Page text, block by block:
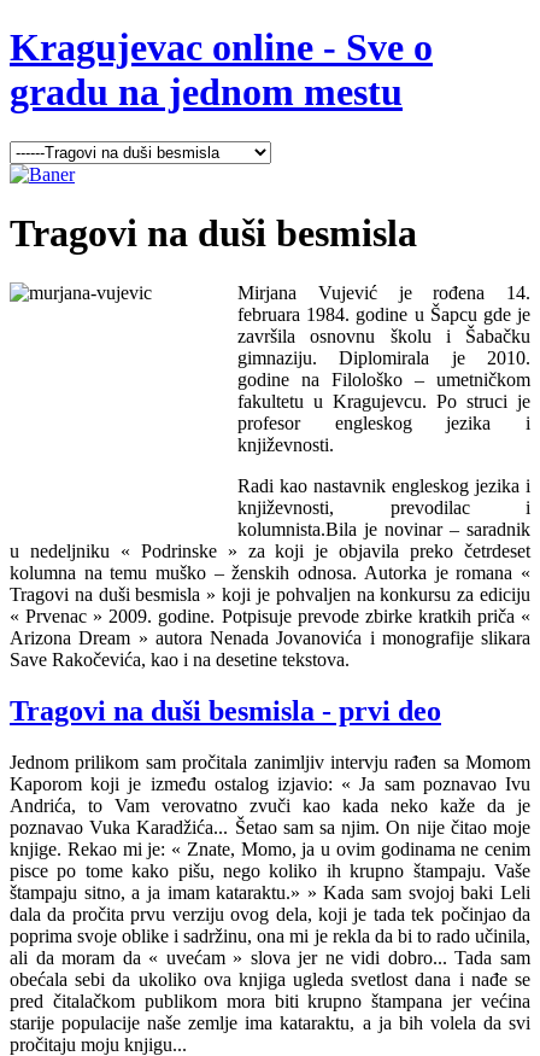
Kragujevac online - Sve o
gradu na jednom mestu
Tragovi na duši besmisla
Mirjana Vujević je rođena 14.
februara 1984. godine u Šapcu gde je
završila osnovnu školu i Šabačku
gimnaziju. Diplomirala je 2010.
godine na Filološko – umetničkom
fakultetu u Kragujevcu. Po struci je
profesor engleskog jezika i
književnosti.
Radi kao nastavnik engleskog jezika i
književnosti, prevodilac i
kolumnista.Bila je novinar – saradnik
u nedeljniku « Podrinske » za koji je objavila preko četrdeset
kolumna na temu muško – ženskih odnosa. Autorka je romana «
Tragovi na duši besmisla » koji je pohvaljen na konkursu za ediciju
« Prvenac » 2009. godine. Potpisuje prevode zbirke kratkih priča «
Arizona Dream » autora Nenada Jovanovića i monografije slikara
Save Rakočevića, kao i na desetine tekstova.
Tragovi na duši besmisla - prvi deo
Jednom prilikom sam pročitala zanimljiv intervju rađen sa Momom
Kaporom koji je između ostalog izjavio: « Ja sam poznavao Ivu
Andrića, to Vam verovatno zvuči kao kada neko kaže da je
poznavao Vuka Karadžića... Šetao sam sa njim. On nije čitao moje
knjige. Rekao mi je: « Znate, Momo, ja u ovim godinama ne cenim
pisce po tome kako pišu, nego koliko ih krupno štampaju. Vaše
štampaju sitno, a ja imam kataraktu.» » Kada sam svojoj baki Leli
dala da pročita prvu verziju ovog dela, koji je tada tek počinjao da
poprima svoje oblike i sadržinu, ona mi je rekla da bi to rado učinila,
ali da moram da « uvećam » slova jer ne vidi dobro... Tada sam
obećala sebi da ukoliko ova knjiga ugleda svetlost dana i nađe se
pred čitalačkom publikom mora biti krupno štampana jer većina
starije populacije naše zemlje ima kataraktu, a ja bih volela da svi
pročitaju moju knjigu...